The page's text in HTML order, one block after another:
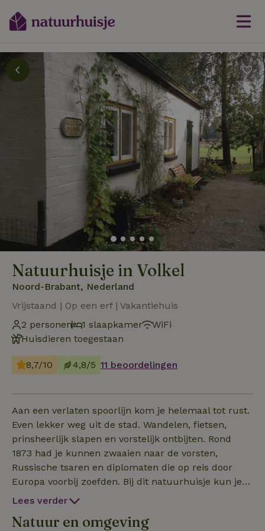
Natuurhuisje in Volkel
Noord-Brabant, Nederland
Vrijstaand | Op een erf | Vakantiehuis
2 personen
1 slaapkamer
WiFi
Huisdieren toegestaan
8,7/10 4,8/5 11 beoordelingen
Aan een verlaten spoorlijn kom je helemaal tot rust.
Even lekker weg uit de stad. Wandelen, fietsen,
prinsheerlijk slapen en vorstelijk ontbijten. Rond
1873 had je kunnen zwaaien naar de vorsten,
Russische tsaren en diplomaten die op reis door
Europa voorbij zoefden. Bij dit natuurhuisje kun je
nu genieten rondom ons spoorwachtershuisje uit
het voormalige ‘Duits Lijntje’. Opladen, bijtanken en
Lees verder
Natuur en omgeving